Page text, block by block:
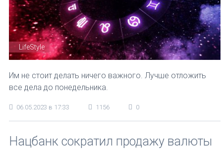
LifeStyle
Им не стоит делать ничего важного. Лучше отложить
все дела до понедельника.
06.05.2023 в 17:33 1156 0
Нацбанк сократил продажу валюты